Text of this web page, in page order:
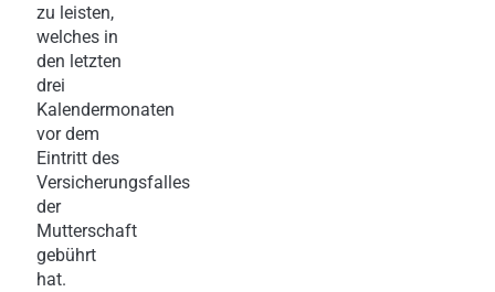
zu leisten,
welches in
den letzten
drei
Kalendermonaten
vor dem
Eintritt des
Versicherungsfalles
der
Mutterschaft
gebührt
hat.